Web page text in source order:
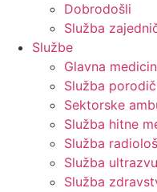
Dobrodošli
Služba
Službe
Glavna
Služba
Sektorske
Služba hitne
Služba
Služba
Služba